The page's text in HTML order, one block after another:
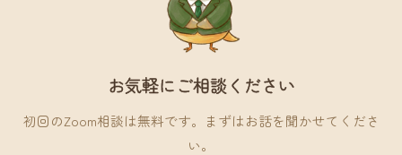
お気軽にご相談ください
初回のZoom相談は無料です。まずはお話を聞かせてくださ
い。